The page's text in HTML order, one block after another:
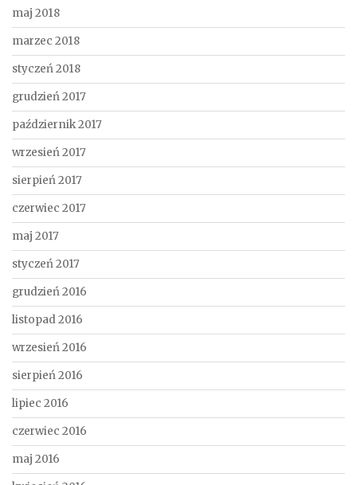
maj 2018
marzec 2018
styczeń 2018
grudzień 2017
październik 2017
wrzesień 2017
sierpień 2017
czerwiec 2017
maj 2017
styczeń 2017
grudzień 2016
listopad 2016
wrzesień 2016
sierpień 2016
lipiec 2016
czerwiec 2016
maj 2016